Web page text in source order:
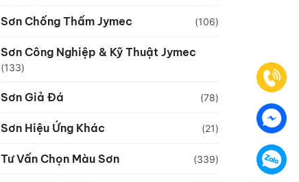
Sơn Chống Thấm Jymec (106)
Sơn Công Nghiệp & Kỹ Thuật Jymec
(133)
Sơn Giả Đá (78)
Sơn Hiệu Ứng Khác (21)
Tư Vấn Chọn Màu Sơn (339)